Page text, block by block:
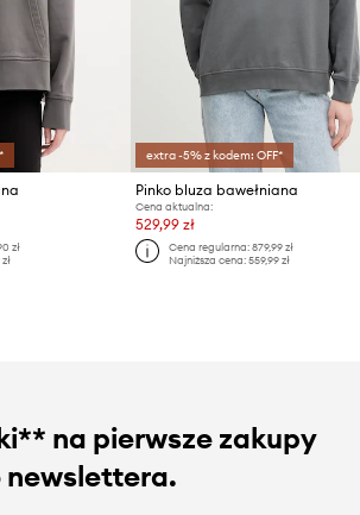
zł
extra -5% z kodem: OFF*
Pinko bluza bawełniana
Cena aktualna:
529,99 zł
Cena regularna: 879,99 zł
Najniższa cena: 559,99 zł
na pierwsze zakupy
newslettera.